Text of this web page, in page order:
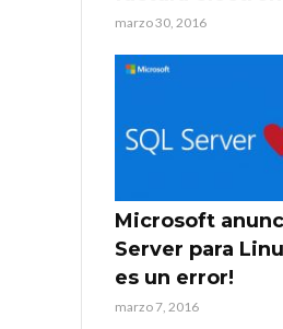
marzo 30, 2016
Microsoft
Server para
es un error!
marzo 7, 2016